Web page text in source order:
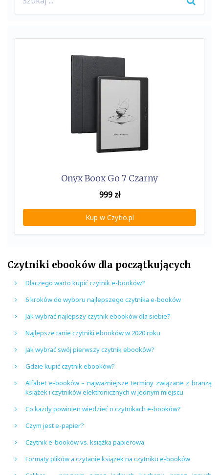
k
for:
Onyx Boox Go 7 Czarny
999zł
Kup w Czytio.pl
Czytniki ebooków dla początkujących
Dlaczego warto kupić czytnik e-booków?
6 kroków do wyboru najlepszego czytnika e-booków
Jak wybrać najlepszy czytnik ebooków dla siebie?
Najlepsze tanie czytniki ebooków w 2020 roku
Jak wybrać swój pierwszy czytnik ebooków?
Gdzie kupić czytnik ebooków?
Alfabet e-booków – najważniejsze terminy związane z branżą
książek i czytników elektronicznych w jednym miejscu
Co każdy powinien wiedzieć o czytnikach e-booków?
Czym jest e-papier?
Czytnik e-booków vs. książka papierowa
Formaty plików a czytanie książek na czytniku e-booków